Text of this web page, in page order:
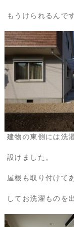
もうけられるんで
建物の東側には洗
設けました。
屋根も取り付けて
してお洗濯ものを